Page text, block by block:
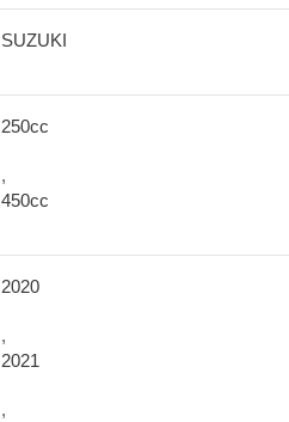
SUZUKI
250cc
,
450cc
2020
,
2021
,